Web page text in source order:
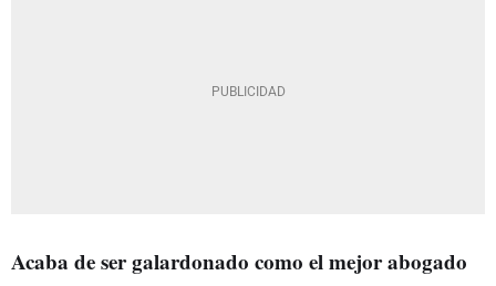
Acaba de ser galardonado como el mejor abogado